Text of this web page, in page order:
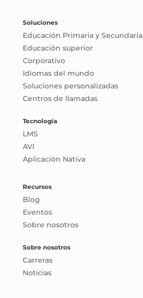
Soluciones
Educación Primaria y Secundaria
Educación superior
Corporativo
Idiomas del mundo
Soluciones personalizadas
Centros de llamadas
Tecnología
LMS
AVI
Aplicación Nativa
Recursos
Blog
Eventos
Sobre nosotros
Sobre nosotros
Carreras
Noticias